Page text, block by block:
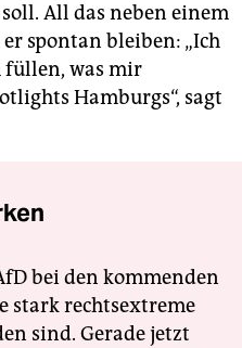
All das neben einem
spontan bleiben: „Ich
füllen, was mir
Hamburgs“, sagt
bei den kommenden
stark rechtsextreme
sind. Gerade jetzt